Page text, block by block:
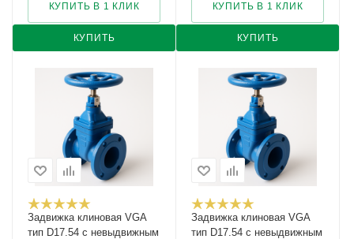
КУПИТЬ
КУПИТЬ В 1 КЛИК
КУПИТЬ
КУПИТЬ В 1 КЛИК
Задвижка клиновая VGA
тип D17.54 с невыдвижным
Задвижка клиновая VGA
тип D17.54 с невыдвижным